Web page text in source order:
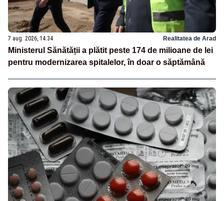
7 aug. 2026, 14:34 Realitatea de Arad
Ministerul Sănătății a plătit peste 174 de milioane de lei
pentru modernizarea spitalelor, în doar o săptămână